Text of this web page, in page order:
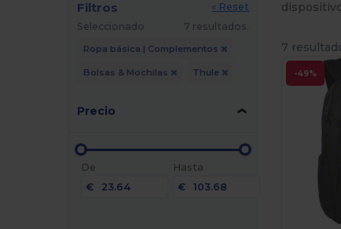
Filtros
« Reset
Seleccionado
7 resultados.
Ropa básica | Complementos
Bolsas & Mochilas Thule
Precio
De
€
Hasta
€
7
-49%